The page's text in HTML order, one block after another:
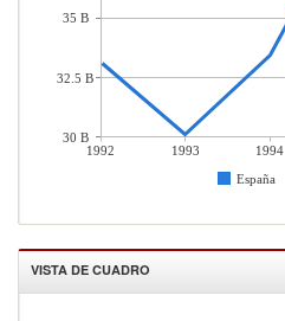
1992 1993 1994
España
35 B
32.5 B
30 B
VISTA DE CUADRO